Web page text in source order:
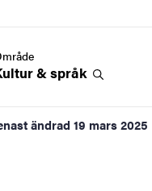
&språk
ändrad 19 mars 2025